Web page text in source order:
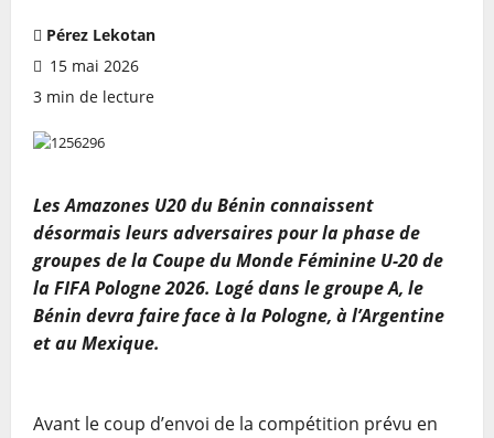
Pérez Lekotan
15 mai 2026
3 min de lecture
Les Amazones U20 du Bénin connaissent
désormais leurs adversaires pour la phase de
groupes de la Coupe du Monde Féminine U-20 de
la FIFA Pologne 2026. Logé dans le groupe A, le
Bénin devra faire face à la Pologne, à l’Argentine
et au Mexique.
Avant le coup d’envoi de la compétition prévu en